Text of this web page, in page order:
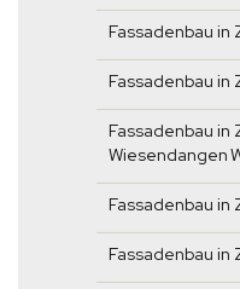
Fassadenbau in
Fassadenbau in
Fassadenbau in
Wiesendangen
Fassadenbau in
Fassadenbau in